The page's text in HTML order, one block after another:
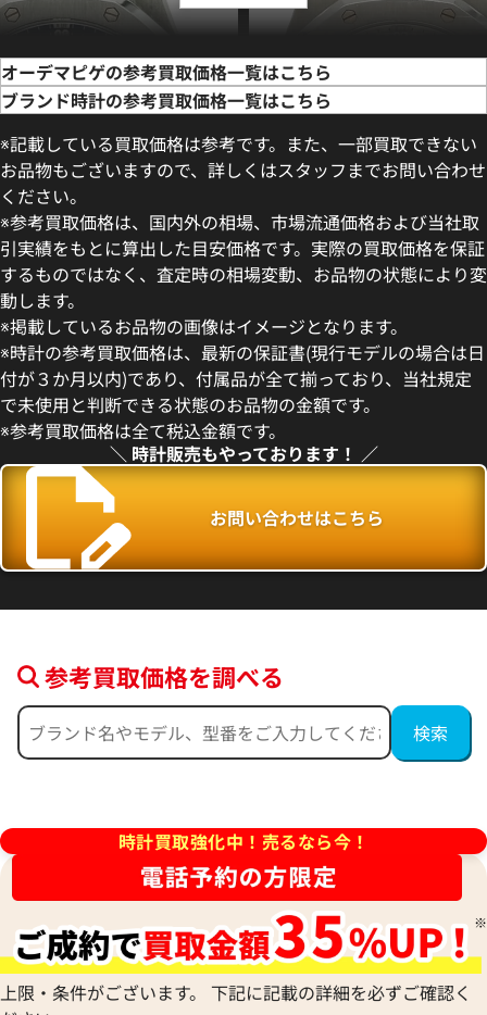
ロイヤル オーク
格
日時点の参考買取価格です
15400ST.OO.1220ST.02
参考買取価格
4,582,000円
※2025年10月9日時点の参考
格
日時点の参考買取価格です
参考買取価格
※2026年7月時点の参考買取価
オーデマピゲの参考買取価格一覧はこちら
ブランド時計の参考買取価格一覧はこちら
※記載している買取価格は参考です。また、一部買取できない
お品物もございますので、詳しくはスタッフまでお問い合わせ
ください。
※参考買取価格は、国内外の相場、市場流通価格および当社取
引実績をもとに算出した目安価格です。実際の買取価格を保証
するものではなく、査定時の相場変動、お品物の状態により変
動します。
※掲載しているお品物の画像はイメージとなります。
※時計の参考買取価格は、最新の保証書(現行モデルの場合は日
付が３か月以内)であり、付属品が全て揃っており、当社規定
で未使用と判断できる状態のお品物の金額です。
※参考買取価格は全て税込金額です。
＼ 時計販売もやっております！ ／
お問い合わせはこちら
参考買取価格を調べる
時計買取強化中！売るなら今！
上限・条件がございます。 下記に記載の詳細を必ずご確認く